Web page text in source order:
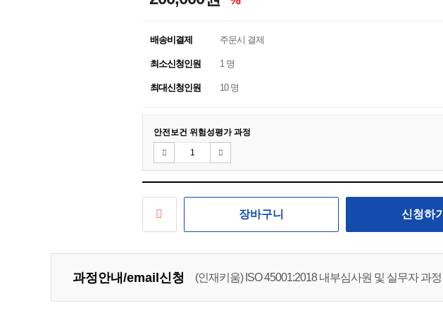
배송비결제 주문시 결제
최소신청인원 1 명
최대신청인원 10 명
안전보건 위험성평가 과정
장바구니 신청하기
과정안내/email신청
(인재키움) ISO 45001:2018 내부심사원 및 실무자 과정